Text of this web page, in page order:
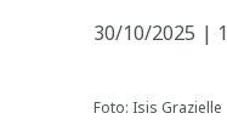
30/10/2025 |
Foto: Isis Grazielle